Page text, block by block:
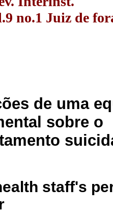
no.1 Juiz de
de uma
sobre o
staff's